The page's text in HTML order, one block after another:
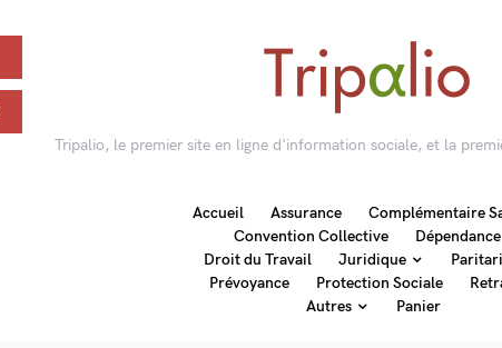
Tripalio, le premier site en ligne d'information sociale, et la
Accueil Assurance
Complémentaire
Convention Collective
Dépendance
Droit du Travail
Juridique
Prévoyance
Protection Sociale
Autres
Panier